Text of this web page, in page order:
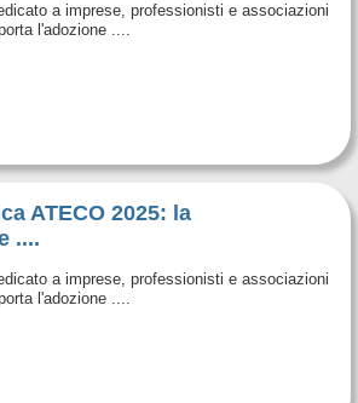
a imprese, professionisti e associazioni
l'adozione ....
ATECO 2025: la
....
a imprese, professionisti e associazioni
l'adozione ....